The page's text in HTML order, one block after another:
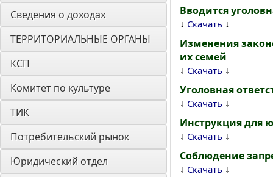
Сведения о доходах
ТЕРРИТОРИАЛЬНЫЕ ОРГАНЫ
КСП
Комитет по культуре
ТИК
Потребительский рынок
Юридический отдел
Вводится
↓ Скачать ↓
Изменения
их семей
↓ Скачать ↓
Уголовная
↓ Скачать ↓
Инструкция для
↓ Скачать ↓
Соблюдение
↓ Скачать ↓